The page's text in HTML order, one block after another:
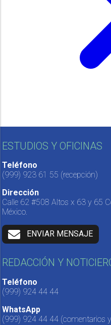
ESTUDIOS Y OFICINAS
Teléfono
(999) 923 61 55 (recepción)
Dirección
Calle 62 #508 Altos x 63 y 65
México.
ENVIAR MENSAJE
REDACCIÓN Y
Teléfono
(999) 924 44 44
WhatsApp
(999) 924 44 44 (comentarios